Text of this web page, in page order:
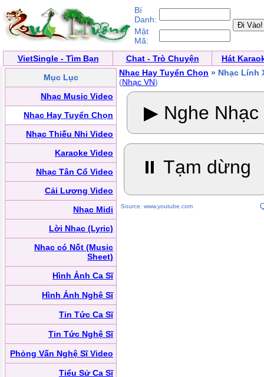
Bí
Danh:
Mật
Mã:
VietSingle - Tìm Bạn
Chat - Trò Chuyện
Hát
Mục Lục
Nhạc Music Video
Nhạc Hay Tuyển Chọn
Nhạc Thiếu Nhi Video
Karaoke Video
Nhạc Tân Cổ Video
Cải Lương Video
Nhạc Midi
Lời Nhạc (Lyric)
Nhạc có Nốt (Music
Sheet)
Hình Ảnh Ca Sĩ
Hình Ảnh Nghệ Sĩ
Tin Tức Ca Sĩ
Tin Tức Nghệ Sĩ
Phỏng Vấn Nghệ Sĩ Video
Tiểu Sử Ca Sĩ
Nhạc Hay Tuyển Chọn » Nhạc Lính
(Nhạc VN)
▶ Nghe Nhạc
⏸ Tạm dừng
Source: www.youtube.com